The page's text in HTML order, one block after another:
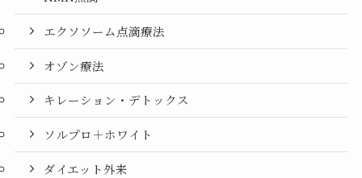
エクソソーム点滴療法
オゾン療法
キレーション・デトックス
ソルプロ＋ホワイト
ダイエット外来